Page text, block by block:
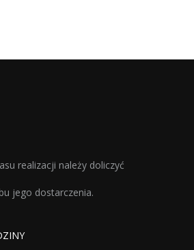
realizacji należy doliczyć
jego dostarczenia.